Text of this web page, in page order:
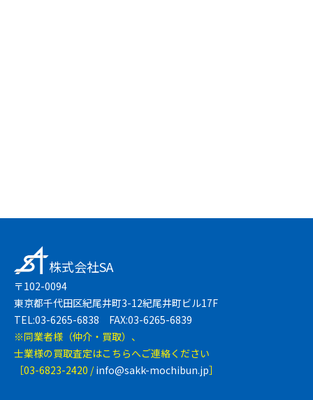
株式会社SA
〒102-0094
東京都千代田区紀尾井町3-12紀尾井町ビル17F
TEL:03-6265-6838 FAX:03-6265-6839
※同業者様（仲介・買取）、
士業様の買取査定はこちらへご連絡ください
［03-6823-2420 /info@sakk-mochibun.jp］